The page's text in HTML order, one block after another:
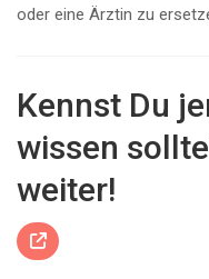
oder eine Ärztin zu
Kennst Du
wissen
weiter!
